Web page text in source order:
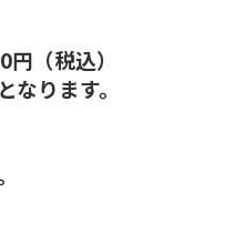
（税込）
ります。